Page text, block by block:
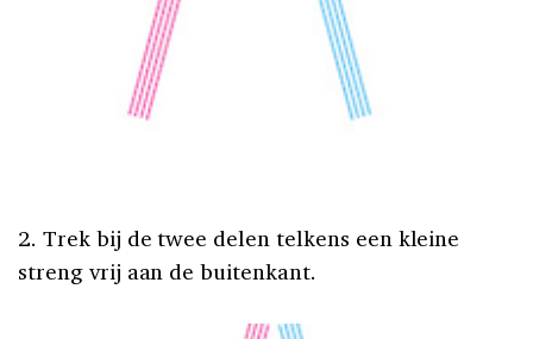
2. Trek bij de twee delen telkens een kleine
streng vrij aan de buitenkant.